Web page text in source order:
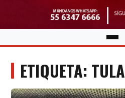
ETIQUETA: TULA